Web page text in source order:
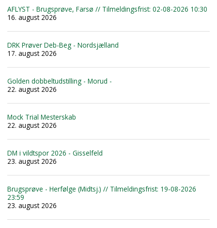
AFLYST - Brugsprøve, Farsø // Tilmeldingsfrist: 02-08-2026 10:30
16. august 2026
DRK Prøver Deb-Beg - Nordsjælland
17. august 2026
Golden dobbeltudstilling - Morud -
22. august 2026
Mock Trial Mesterskab
22. august 2026
DM i vildtspor 2026 - Gisselfeld
23. august 2026
Brugsprøve - Herfølge (Midtsj.) // Tilmeldingsfrist: 19-08-2026
23:59
23. august 2026